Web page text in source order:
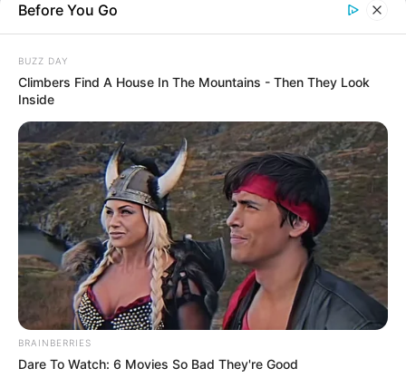
Before You Go
BUZZ DAY
Climbers Find A House In The Mountains - Then They Look
Inside
BRAINBERRIES
Dare To Watch: 6 Movies So Bad They're Good